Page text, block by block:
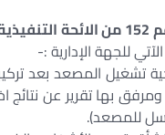
على : –
للجهة الإدارية :-
تشغيل المصعد بعد
بها تقرير عن
للمصعد).